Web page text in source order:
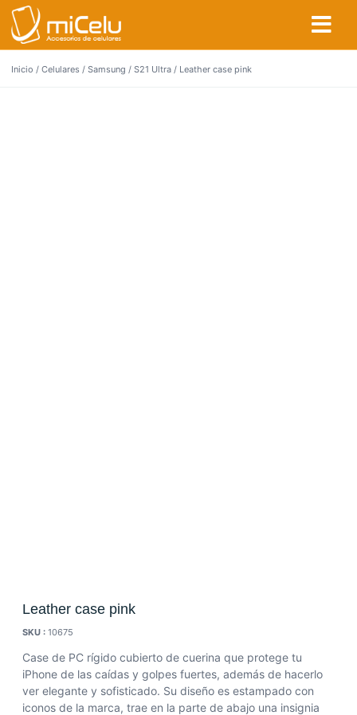
Inicio / Celulares / Samsung / S21 Ultra / Leather case pink
Leather case pink
SKU : 10675
Case de PC rígido cubierto de cuerina que protege tu
iPhone de las caídas y golpes fuertes, además de hacerlo
ver elegante y sofisticado. Su diseño es estampado con
iconos de la marca, trae en la parte de abajo una insignia